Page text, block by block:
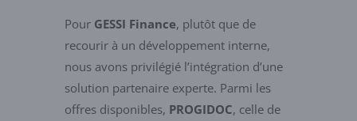
Pour GESSI Finance, plutôt que de
recourir à un développement interne,
nous avons privilégié l’intégration d’une
solution partenaire experte. Parmi les
offres disponibles, PROGIDOC, celle de